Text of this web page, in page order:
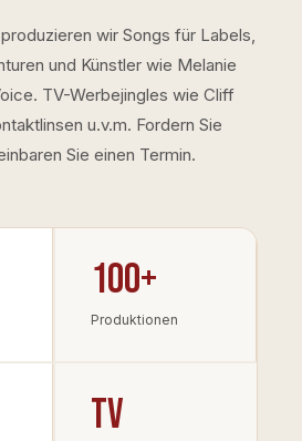
wir Songs für Labels,
und Künstler wie Melanie
TV-Werbejingles wie Cliff
u.v.m. Fordern Sie
Sie einen Termin.
100+
Produktionen
TV